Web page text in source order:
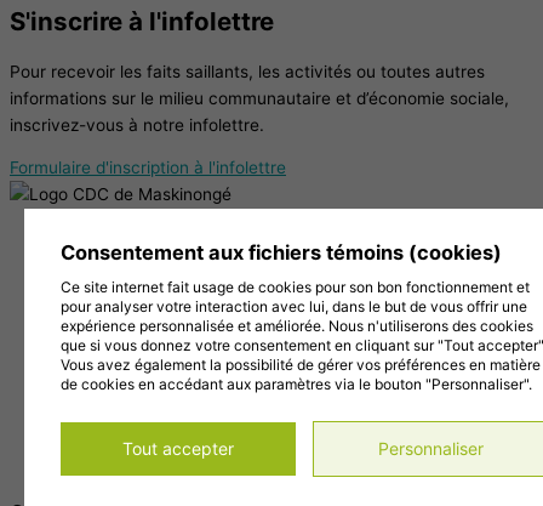
S'inscrire à l'infolettre
Pour recevoir les faits saillants, les activités ou toutes autres
informations sur le milieu communautaire et d’économie sociale,
inscrivez-vous à notre infolettre.
Formulaire d'inscription à l'infolettre
J5V 2J7
819 228-1096
info@cdc-maski.qc.ca
Suivez-nous sur Facebook!
Abonnez-vous à notre compte Instagram!
Abonnez-vous à notre chaîne YouTube!
Gérer mes témoins (cookies)
Consentement aux fichiers témoins (cookies)
Ce site internet fait usage de cookies pour son bon fonctionnement et
pour analyser votre interaction avec lui, dans le but de vous offrir une
expérience personnalisée et améliorée. Nous n'utiliserons des cookies
que si vous donnez votre consentement en cliquant sur "Tout
Vous avez également la possibilité de gérer vos préférences en matière
de cookies en accédant aux paramètres via le bouton "Personnaliser".
Tout accepter Personnaliser